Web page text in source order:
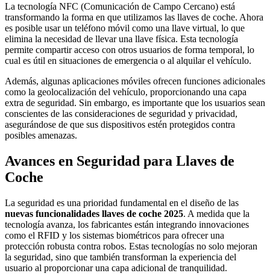
La tecnología NFC (Comunicación de Campo Cercano) está
transformando la forma en que utilizamos las llaves de coche. Ahora
es posible usar un teléfono móvil como una llave virtual, lo que
elimina la necesidad de llevar una llave física. Esta tecnología
permite compartir acceso con otros usuarios de forma temporal, lo
cual es útil en situaciones de emergencia o al alquilar el vehículo.
Además, algunas aplicaciones móviles ofrecen funciones adicionales
como la geolocalización del vehículo, proporcionando una capa
extra de seguridad. Sin embargo, es importante que los usuarios sean
conscientes de las consideraciones de seguridad y privacidad,
asegurándose de que sus dispositivos estén protegidos contra
posibles amenazas.
Avances en Seguridad para Llaves de
Coche
La seguridad es una prioridad fundamental en el diseño de las
nuevas funcionalidades llaves de coche 2025. A medida que la
tecnología avanza, los fabricantes están integrando innovaciones
como el RFID y los sistemas biométricos para ofrecer una
protección robusta contra robos. Estas tecnologías no solo mejoran
la seguridad, sino que también transforman la experiencia del
usuario al proporcionar una capa adicional de tranquilidad.